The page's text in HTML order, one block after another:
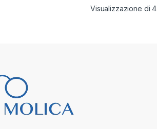
Visualizzazione di